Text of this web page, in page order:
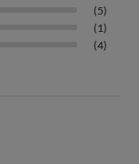
(5)
(1)
(4)